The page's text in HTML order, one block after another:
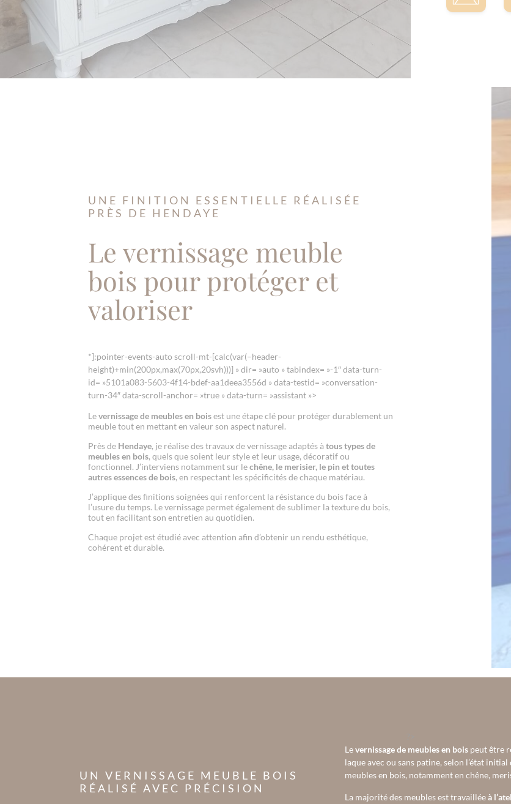
UNE FINITION ESSENTIELLE RÉALISÉE
PRÈS DE HENDAYE
Le vernissage meuble
bois pour protéger et
valoriser
*]:pointer-events-auto scroll-mt-[calc(var(–header-
height)+min(200px,max(70px,20svh)))] » dir= »auto » tabindex= »-1″ data-turn-
id= »5101a083-5603-4f14-bdef-aa1deea3556d » data-testid= »conversation-
turn-34″ data-scroll-anchor= »true » data-turn= »assistant »>
Levernissage de meubles en boisest une étape clé pour protéger durablement un
meuble tout en mettant en valeur son aspect naturel.
Près de Hendaye, je réalise des travaux de vernissage adaptés à tous types de
meubles en bois, quels que soient leur style et leur usage, décoratif ou
fonctionnel. J’interviens notamment sur lechêne, le merisier, le pin et toutes
autres essences de bois, en respectant les spécificités de chaque matériau.
J’applique des finitions soignées qui renforcent la résistance du bois face à
l’usure du temps. Le vernissage permet également de sublimer la texture du bois,
tout en facilitant son entretien au quotidien.
Chaque projet est étudié avec attention afin d’obtenir un rendu esthétique,
cohérent et durable.
UN VERNISSAGE MEUBLE BOIS
RÉALISÉ AVEC PRÉCISION
Levernissage de meubles en boispeut être
laque avec ou sans patine, selon l’état
meubles en bois, notamment en chêne,
La majorité des meubles est travailléeà